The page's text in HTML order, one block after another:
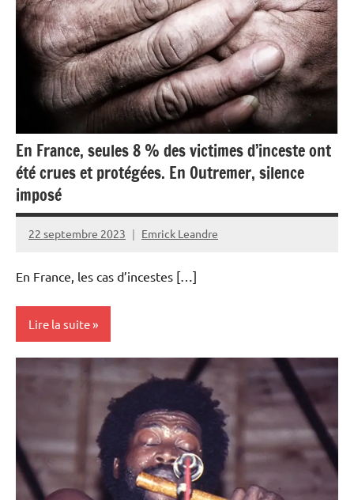
En France, seules 8 % des victimes d’inceste ont
été crues et protégées. En Outremer, silence
imposé
22 septembre 2023 Emrick Leandre
En France, les cas d’incestes […]
Lire la suite
Antilles-
Martinique
Outremer